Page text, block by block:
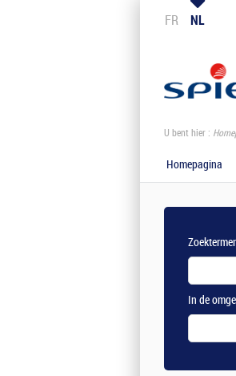
FR NL
U bent hier :
Homepagina
In de